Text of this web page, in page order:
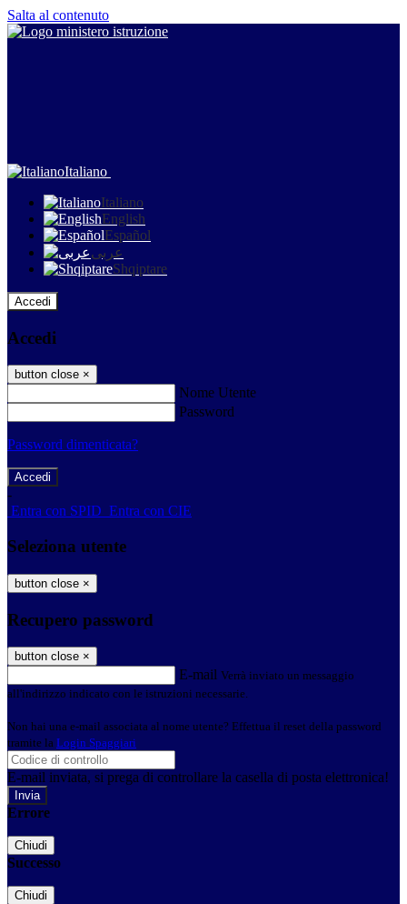
Salta al contenuto
Italiano
Italiano
English
Español
عربى
Shqiptare
Accedi
Accedi
button close ×
Nome Utente
Password
Password dimenticata?
-
Entra con SPID Entra con CIE
Seleziona utente
button close ×
Recupero password
button close ×
E-mail Verrà inviato un messaggio
all'indirizzo indicato con le istruzioni necessarie.
Non hai una e-mail associata al nome utente? Effettua il reset della password
tramite la Login Spaggiari
E-mail inviata, si prega di controllare la casella di posta elettronica!
Errore
Chiudi
Successo
Chiudi